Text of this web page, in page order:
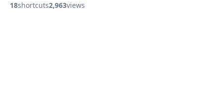
18shortcuts2,963views